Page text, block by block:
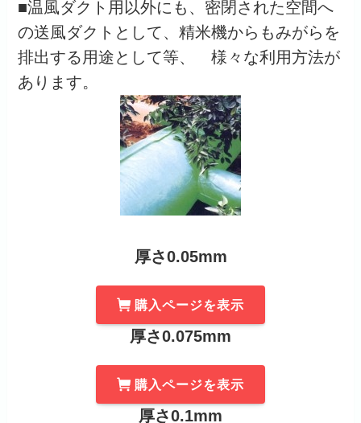
■温風ダクト用以外にも、密閉された空間へ
の送風ダクトとして、精米機からもみがらを
排出する用途として等、 様々な利用方法が
あります。
厚さ0.05mm
購入ページを表示
厚さ0.075mm
購入ページを表示
厚さ0.1mm